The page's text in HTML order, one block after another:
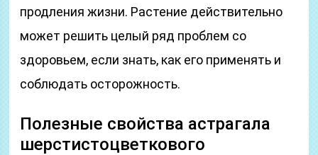
продления жизни. Растение действительно
может решить целый ряд проблем со
здоровьем, если знать, как его применять и
соблюдать осторожность.
Полезные свойства астрагала
шерстистоцветкового